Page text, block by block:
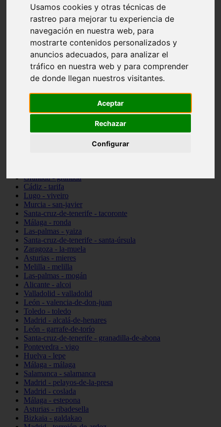
Usamos cookies y otras técnicas de
rastreo para mejorar tu experiencia de
navegación en nuestra web, para
mostrarte contenidos personalizados y
anuncios adecuados, para analizar el
tráfico en nuestra web y para comprender
de donde llegan nuestros visitantes.
Aceptar
Rechazar
Configurar
Madrid - pozuelo-de-alarcón
Teruel - sarrión
Cádiz - algodonales
Illes-balears - inca
Madrid - madrid
Málaga - torremolinos
Asturias - oviedo
Cádiz - el-puerto-de-santa-maría
Asturias - aller
álava - vitoria-gasteiz
Zaragoza - zaragoza
Valencia - valencia
Granada - granada
Cádiz - tarifa
Lugo - viveiro
Murcia - san-javier
Santa-cruz-de-tenerife - tacoronte
Málaga - ronda
Las-palmas - yaiza
Santa-cruz-de-tenerife - santa-úrsula
Zaragoza - la-muela
Asturias - mieres
Melilla - melilla
Las-palmas - mogán
Alicante - alcoi
Valladolid - valladolid
León - valencia-de-don-juan
Toledo - toledo
Madrid - alcalá-de-henares
León - garrafe-de-torío
Santa-cruz-de-tenerife - granadilla-de-abona
Pontevedra - vigo
Huelva - lepe
Málaga - málaga
Salamanca - salamanca
Madrid - pelayos-de-la-presa
Madrid - coslada
Málaga - estepona
Asturias - ribadesella
Bizkaia - galdakao